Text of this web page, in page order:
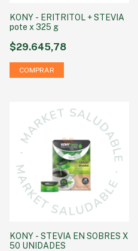
KONY - ERITRITOL + STEVIA
pote x 325 g
$29.645,78
KONY - STEVIA EN SOBRES X
50 UNIDADES